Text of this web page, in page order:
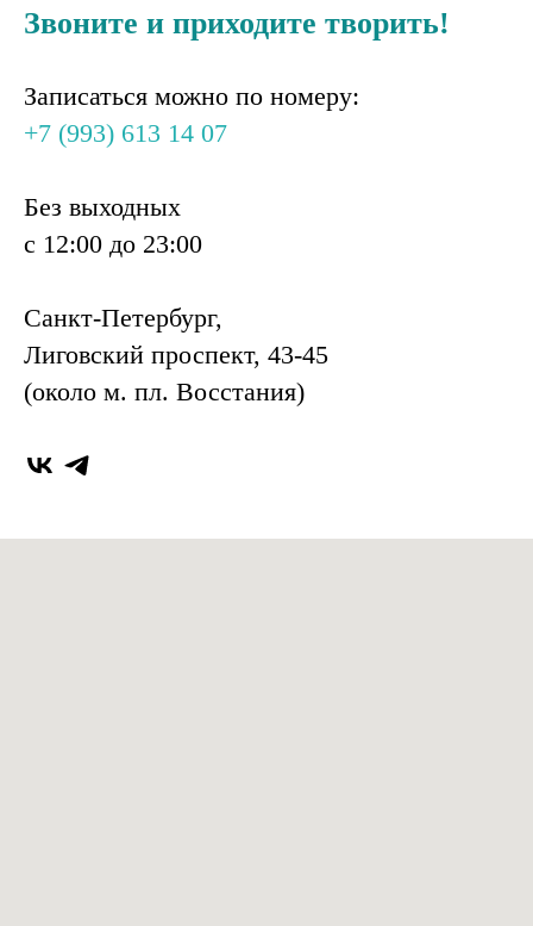
Звоните и приходите творить!
Записаться можно по номеру:
+7 (993) 613 14 07
Без выходных
с 12:00 до 23:00
Санкт-Петербург,
Лиговский проспект, 43-45
(около м. пл. Восстания)